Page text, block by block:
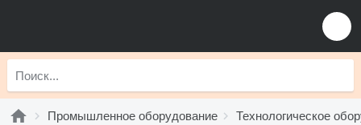
Промышленное оборудование Технологическое